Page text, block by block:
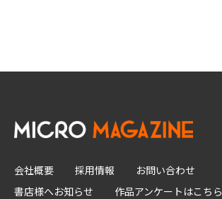
会社概要 採用情報
お問い合わせ
書店様へお知らせ
作品アンケートはこちら